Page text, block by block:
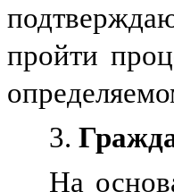
пройти
3.
На